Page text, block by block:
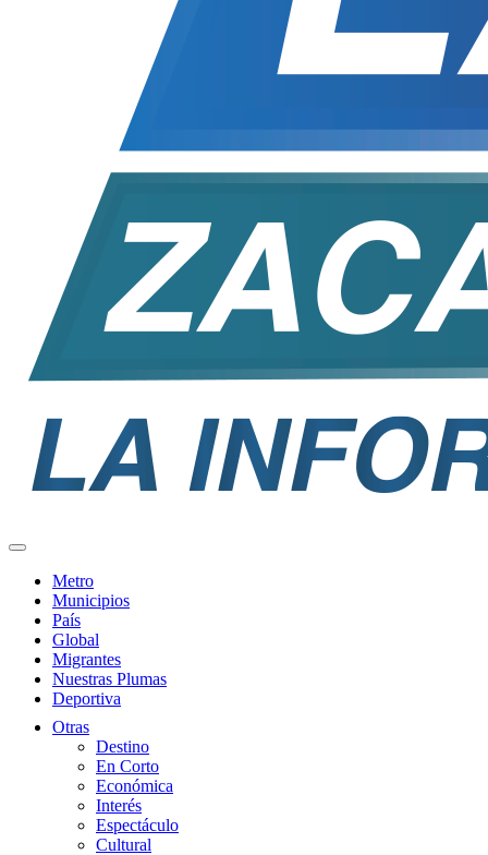
Metro
Municipios
País
Global
Migrantes
Nuestras Plumas
Deportiva
Otras
Destino
En Corto
Económica
Interés
Espectáculo
Cultural